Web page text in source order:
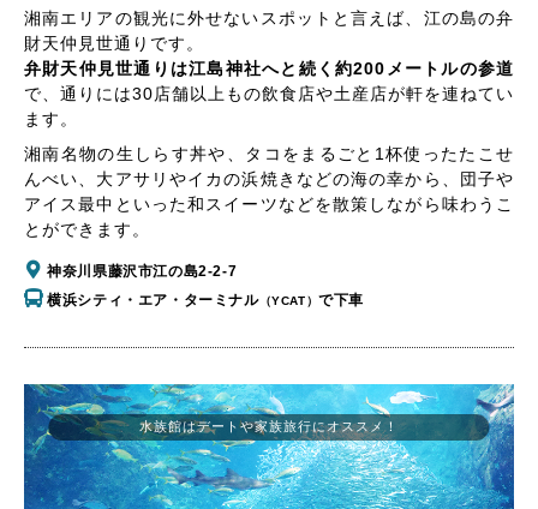
湘南エリアの観光に外せないスポットと言えば、江の島の弁
財天仲見世通りです。
弁財天仲見世通りは江島神社へと続く約200メートルの参道
で、通りには30店舗以上もの飲食店や土産店が軒を連ねてい
ます。
湘南名物の生しらす丼や、タコをまるごと1杯使ったたこせ
んべい、大アサリやイカの浜焼きなどの海の幸から、団子や
アイス最中といった和スイーツなどを散策しながら味わうこ
とができます。
神奈川県藤沢市江の島2-2-7
横浜シティ・エア・ターミナル（YCAT）で下車
水族館はデートや家族旅行にオススメ！